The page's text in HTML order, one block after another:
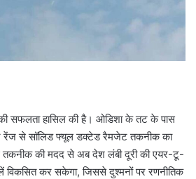
सफलता हासिल की है। ओडिशा के तट के पास
रेंज से सॉलिड फ्यूल डक्टेड रैमजेट तकनीक का
तकनीक की मदद से अब देश लंबी दूरी की एयर-टू-
विकसित कर सकेगा, जिससे दुश्मनों पर रणनीतिक